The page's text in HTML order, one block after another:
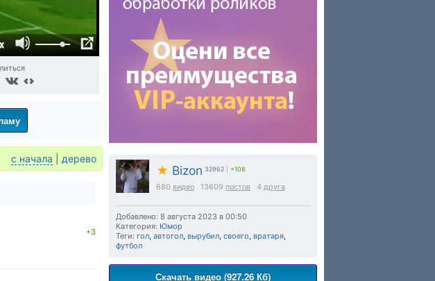
★ Bizon 32962 +108
680 видео 13609 постов 4 друга
Добавлено: 8 августа 2023 в 00:50
Категория: Юмор
Теги: гол, автогол, вырубил, своего, вратаря,
футбол
Скачать видео (927.26 Кб)
с начала дерево
+3